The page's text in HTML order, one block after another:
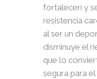
fortalecen y
resistencia
al ser un
disminuye el
que lo
segura para